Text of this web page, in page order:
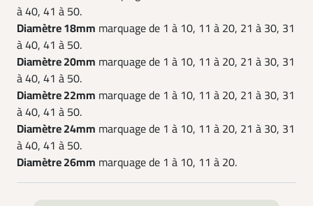
à 40, 41 à 50.
Diamètre 18mm marquage de 1 à 10, 11 à 20, 21 à 30, 31
à 40, 41 à 50.
Diamètre 20mm marquage de 1 à 10, 11 à 20, 21 à 30, 31
à 40, 41 à 50.
Diamètre 22mm marquage de 1 à 10, 11 à 20, 21 à 30, 31
à 40, 41 à 50.
Diamètre 24mm marquage de 1 à 10, 11 à 20, 21 à 30, 31
à 40, 41 à 50.
Diamètre 26mm marquage de 1 à 10, 11 à 20.